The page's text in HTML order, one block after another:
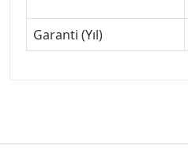
Garanti (Yıl)